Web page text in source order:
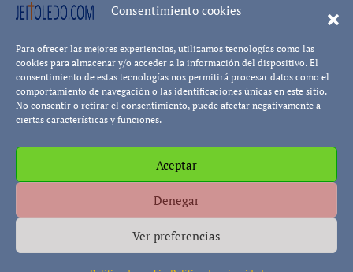
Consentimiento cookies
Para ofrecer las mejores experiencias, utilizamos tecnologías como las
cookies para almacenar y/o acceder a la información del dispositivo. El
consentimiento de estas tecnologías nos permitirá procesar datos como el
comportamiento de navegación o las identificaciones únicas en este sitio.
No consentir o retirar el consentimiento, puede afectar negativamente a
ciertas características y funciones.
Aceptar
Denegar
Ver preferencias
Pablo Blanco Leer
Responsabilidad